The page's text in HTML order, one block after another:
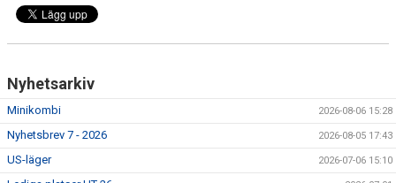
Nyhetsarkiv
Minikombi 2026-08-06 15:28
Nyhetsbrev 7 - 2026 2026-08-05 17:43
US-läger 2026-07-06 15:10